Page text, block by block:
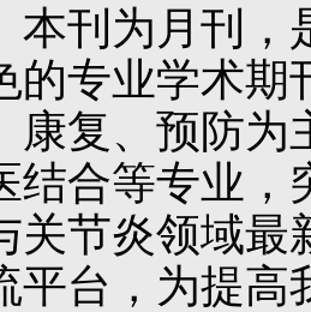
本刊为月刊，
的专业学术期
康复、预防为
结合等专业
关节炎领域最
平台，为提高